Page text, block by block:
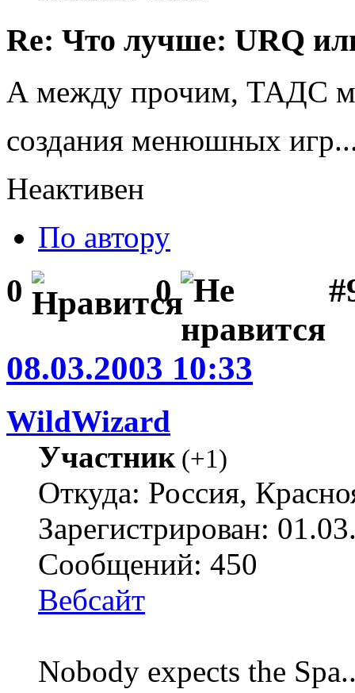
Re: Что лучше: URQ
А между прочим, ТАДС
создания менюшных
Неактивен
По автору
0 0
08.03.2003 10:33
WildWizard
Участник(+1)
Откуда: Россия,
Зарегистрирован:
Сообщений: 450
Вебсайт
Nobody expects the